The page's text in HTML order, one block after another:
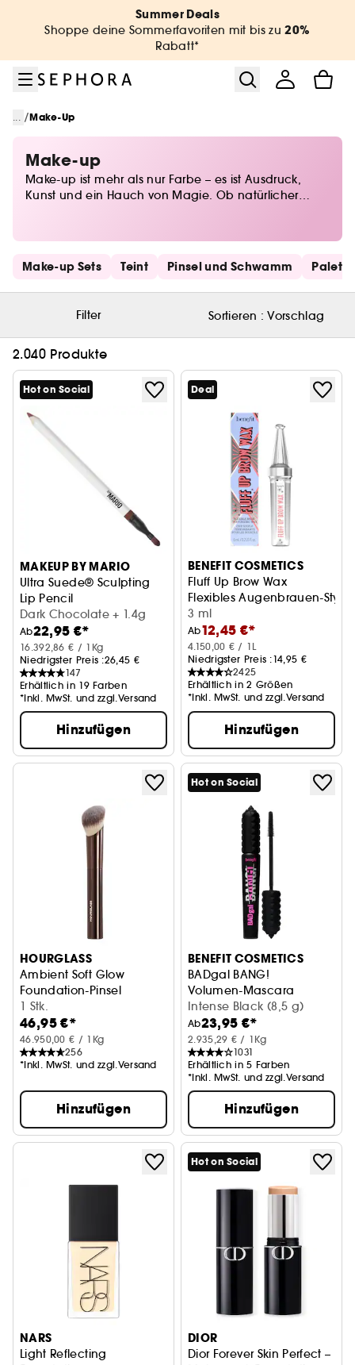
Summer Deals
Shoppe deine Sommerfavoriten mit bis zu20%
Rabatt*
... /Make-Up
Make-up
Make-up ist mehr als nur Farbe – es ist Ausdruck,
Kunst und ein Hauch von Magie. Ob natürlicher
setzen. Von Foundations für den perfekten Teint über
ausdrucksstarkes Augen-Make-up bis hin zu
Lidschatten in allen Nuancen – entdecke die
neuesten Trends und zeitlose Klassiker. Lass deiner
haves für jeden Anlass!
Schnelllinks überspringen
Make-up Sets Teint Pinsel und Schwamm
Filter Sortieren :Vorschlag
2.040 Produkte
Hot on Social
MAKEUP BY MARIO
Ultra Suede® Sculpting
Lip Pencil
Lippenkonturenstift
Dark Chocolate + 1.4g
Ab22,95 €*
16.392,86 € / 1Kg
Niedrigster Preis :26,45 €
147
Erhältlich in 19 Farben
*Inkl. MwSt. und zzgl.Versand
Hinzufügen
Deal
BENEFIT COSMETICS
Fluff Up Brow Wax
Flexibles Augenbrauen-
3 ml
Ab12,45 €*
4.150,00 € / 1L
Niedrigster Preis :14,95 €
2425
Erhältlich in 2 Größen
*Inkl. MwSt. und zzgl.Versand
Hinzufügen
HOURGLASS
Ambient Soft Glow
Foundation-Pinsel
1 Stk.
46,95 €*
46.950,00 € / 1Kg
256
*Inkl. MwSt. und zzgl.Versand
Hinzufügen
Hot on Social
BENEFIT COSMETICS
BADgal BANG!
Volumen-Mascara
Intense Black (8,5 g)
Ab23,95 €*
2.935,29 € / 1Kg
1031
Erhältlich in 5 Farben
*Inkl. MwSt. und zzgl.Versand
Hinzufügen
NARS
Light Reflecting
Hot on Social
DIOR
Dior Forever Skin Perfect –